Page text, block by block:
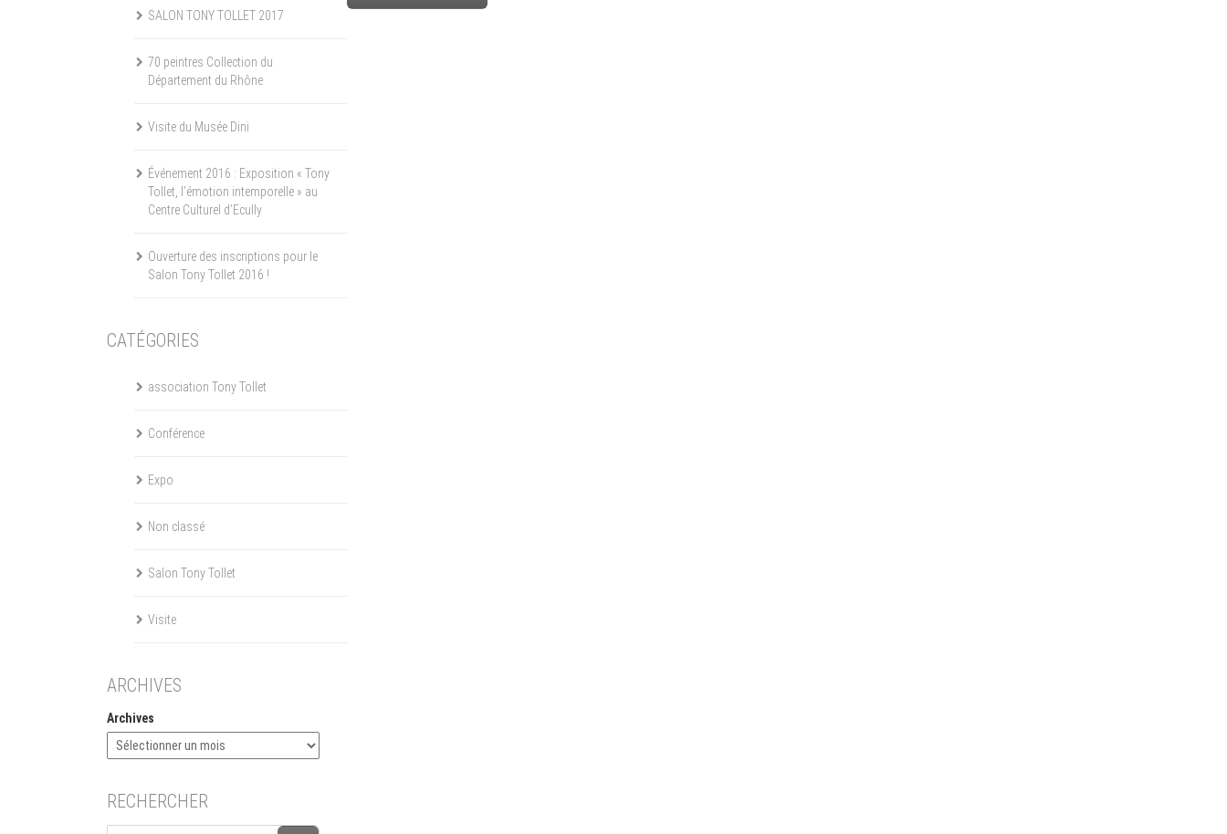
SALON TONY TOLLET 2017
70 peintres Collection du
Département du Rhône
Visite du Musée Dini
Événement 2016 : Exposition « Tony
Tollet, l’émotion intemporelle » au
Centre Culturel d’Ecully
Ouverture des inscriptions pour le
Salon Tony Tollet 2016 !
CATÉGORIES
association Tony Tollet
Conférence
Expo
Non classé
Salon Tony Tollet
Visite
ARCHIVES
Archives
RECHERCHER